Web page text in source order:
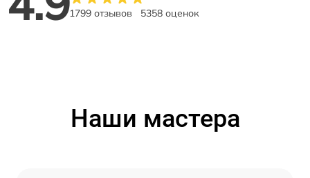
1799 отзывов 5358 оценок
Наши мастера